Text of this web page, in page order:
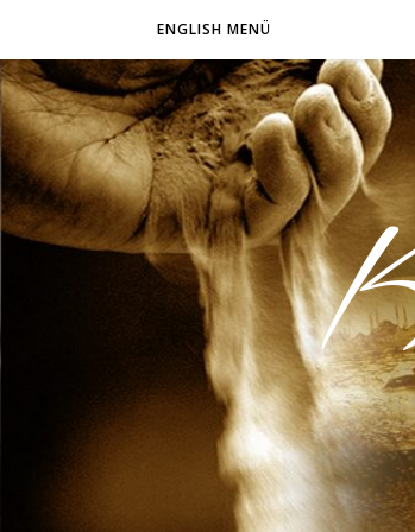
ENGLISH MENÜ